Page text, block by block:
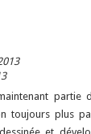
toujours plus